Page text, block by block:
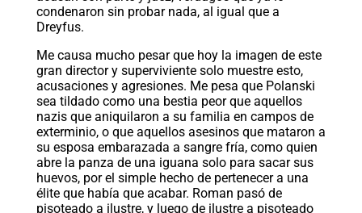
condenaron sin probar nada, al igual que a
Dreyfus.
Me causa mucho pesar que hoy la imagen de este
gran director y superviviente solo muestre esto,
acusaciones y agresiones. Me pesa que Polanski
sea tildado como una bestia peor que aquellos
nazis que aniquilaron a su familia en campos de
exterminio, o que aquellos asesinos que mataron a
su esposa embarazada a sangre fría, como quien
abre la panza de una iguana solo para sacar sus
huevos, por el simple hecho de pertenecer a una
élite que había que acabar. Roman pasó de
pisoteado a ilustre, y luego de ilustre a pisoteado